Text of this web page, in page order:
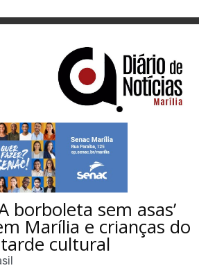
borboleta sem asas’
Marília e crianças do
cultural